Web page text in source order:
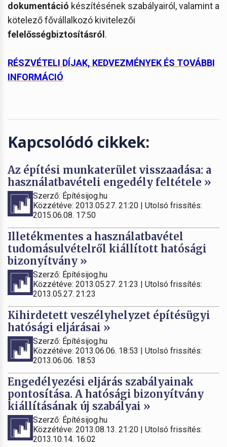
dokumentáció készítésének szabályairól, valamint a
kötelező fővállalkozó kivitelezői
felelősségbiztosításról.
RÉSZVÉTELI DÍJAK, KEDVEZMÉNYEK ÉS TOVÁBBI
INFORMÁCIÓ
Kapcsolódó cikkek:
Az építési munkaterület visszaadása: a
használatbavételi engedély feltétele »
Szerző: Építésijog.hu
Közzétéve: 2013.05.27. 21:20 | Utolsó frissítés:
2015.06.08. 17:50
Illetékmentes a használatbavétel
tudomásulvételről kiállított hatósági
bizonyítvány »
Szerző: Építésijog.hu
Közzétéve: 2013.05.27. 21:23 | Utolsó frissítés:
2013.05.27. 21:23
Kihirdetett veszélyhelyzet építésügyi
hatósági eljárásai »
Szerző: Építésijog.hu
Közzétéve: 2013.06.06. 18:53 | Utolsó frissítés:
2013.06.06. 18:53
Engedélyezési eljárás szabályainak
pontosítása. A hatósági bizonyítvány
kiállításának új szabályai »
Szerző: Építésijog.hu
Közzétéve: 2013.08.13. 21:20 | Utolsó frissítés:
2013.10.14. 16:02